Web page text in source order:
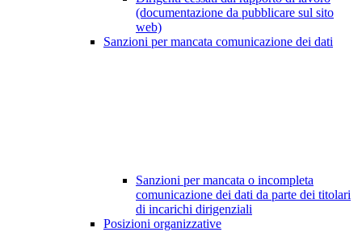
(documentazione da pubblicare sul sito
web)
Sanzioni per mancata comunicazione dei dati
Sanzioni per mancata o incompleta
comunicazione dei dati da parte dei titolari
di incarichi dirigenziali
Posizioni organizzative